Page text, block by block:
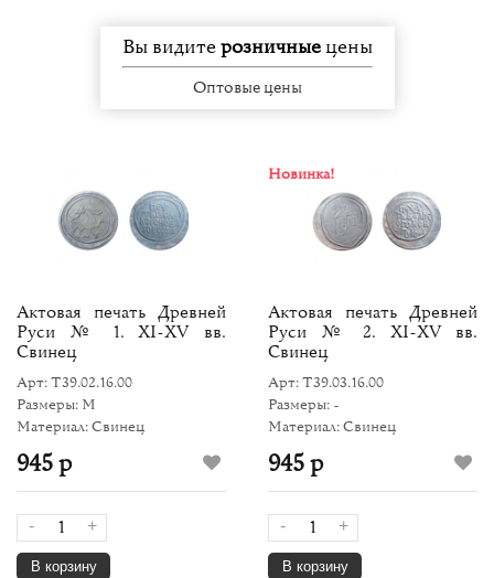
Вы видитерозничныецены
Оптовые цены
Актовая печать Древней
Руси № 1. XI-XV вв.
Свинец
Арт: Т39.02.16.00
Размеры: M
Материал: Свинец
945 р
- +
В корзину
Новинка!
Актовая печать Древней
Руси № 2. XI-XV вв.
Свинец
Арт: Т39.03.16.00
Размеры: -
Материал: Свинец
945 р
- +
В корзину